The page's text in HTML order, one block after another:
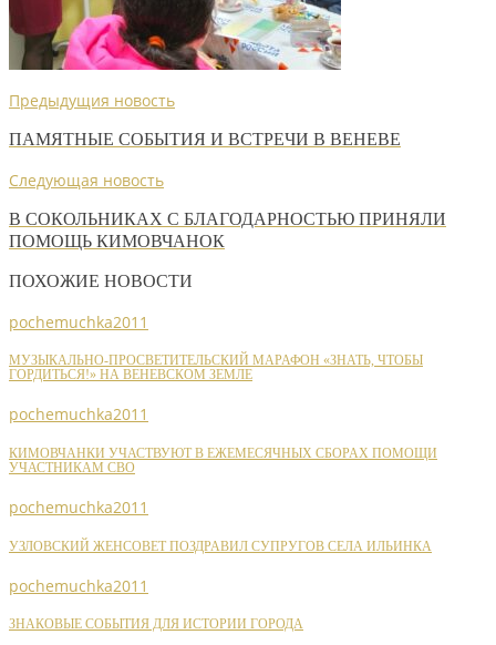
Предыдущия новость
ПАМЯТНЫЕ СОБЫТИЯ И ВСТРЕЧИ В ВЕНЕВЕ
Следующая новость
В СОКОЛЬНИКАХ С БЛАГОДАРНОСТЬЮ ПРИНЯЛИ
ПОМОЩЬ КИМОВЧАНОК
ПОХОЖИЕ НОВОСТИ
pochemuchka2011
МУЗЫКАЛЬНО-ПРОСВЕТИТЕЛЬСКИЙ МАРАФОН «ЗНАТЬ, ЧТОБЫ
ГОРДИТЬСЯ!» НА ВЕНЕВСКОМ ЗЕМЛЕ
pochemuchka2011
КИМОВЧАНКИ УЧАСТВУЮТ В ЕЖЕМЕСЯЧНЫХ СБОРАХ ПОМОЩИ
УЧАСТНИКАМ СВО
pochemuchka2011
УЗЛОВСКИЙ ЖЕНСОВЕТ ПОЗДРАВИЛ СУПРУГОВ СЕЛА ИЛЬИНКА
pochemuchka2011
ЗНАКОВЫЕ СОБЫТИЯ ДЛЯ ИСТОРИИ ГОРОДА